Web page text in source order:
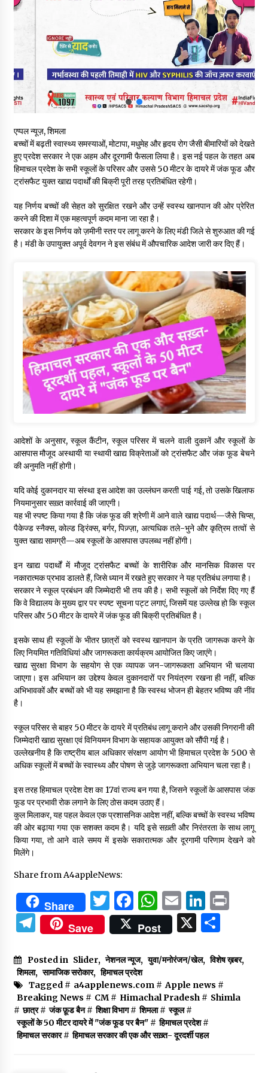
वन विभाग के एक हजार खिलाड़ी रामपुर में दिखाएंगे जौहर, 11 से 13 सितंबर
तक आयोजित होगी 27वीं वार्षिक खेलकूद प्रतियोगिता
30 बैग की सीमा पर भाजपा का हमला, बोली- कांग्रेस सरकार ने सेब उत्पादकों
की तोड़ी कमर- संदीपनी
07/08/2026
6 साल में पीएम नरेंद्र मोदी के विदेश दौरों पर 557 करोड़ खर्च, सरकार ने
संसद में दी जानकारी
07/08/2026
रूपी भावा वन्यजीव अभयारण्य में फिर दिखा जंगलों का ‘खामोश पहरेदार’, दुर्लभ
हिमालयन “सीरो” कैमरे में कैद
एप्पल न्यूज़, शिमला
बच्चों में बढ़ती स्वास्थ्य समस्याओं, मोटापा, मधुमेह और हृदय रोग जैसी बीमारियों को देखते
हुए प्रदेश सरकार ने एक अहम और दूरगामी फैसला लिया है। इस नई पहल के तहत अब
हिमाचल प्रदेश के सभी स्कूलों के परिसर और उससे 50 मीटर के दायरे में जंक फूड और
ट्रांसफैट युक्त खाद्य पदार्थों की बिक्री पूरी तरह प्रतिबंधित रहेगी।
यह निर्णय बच्चों की सेहत को सुरक्षित रखने और उन्हें स्वस्थ खानपान की ओर प्रेरित
करने की दिशा में एक महत्वपूर्ण कदम माना जा रहा है।
सरकार के इस निर्णय को ज़मीनी स्तर पर लागू करने के लिए मंडी जिले से शुरुआत की गई
है। मंडी के उपायुक्त अपूर्व देवगन ने इस संबंध में औपचारिक आदेश जारी कर दिए हैं।
आदेशों के अनुसार, स्कूल कैंटीन, स्कूल परिसर में चलने वाली दुकानें और स्कूलों के
आसपास मौजूद अस्थायी या स्थायी खाद्य विक्रेताओं को ट्रांसफैट और जंक फूड बेचने
की अनुमति नहीं होगी।
यदि कोई दुकानदार या संस्था इस आदेश का उल्लंघन करती पाई गई, तो उसके खिलाफ
नियमानुसार सख़्त कार्रवाई की जाएगी।
यह भी स्पष्ट किया गया है कि जंक फूड की श्रेणी में आने वाले खाद्य पदार्थ—जैसे चिप्स,
पैकेज्ड स्नैक्स, कोल्ड ड्रिंक्स, बर्गर, पिज़्ज़ा, अत्यधिक तले-भुने और कृत्रिम तत्वों से
युक्त खाद्य सामग्री—अब स्कूलों के आसपास उपलब्ध नहीं होंगी।
इन खाद्य पदार्थों में मौजूद ट्रांसफैट बच्चों के शारीरिक और मानसिक विकास पर
नकारात्मक प्रभाव डालते हैं, जिसे ध्यान में रखते हुए सरकार ने यह प्रतिबंध लगाया है।
सरकार ने स्कूल प्रबंधन की जिम्मेदारी भी तय की है। सभी स्कूलों को निर्देश दिए गए हैं
कि वे विद्यालय के मुख्य द्वार पर स्पष्ट सूचना पट्ट लगाएं, जिसमें यह उल्लेख हो कि स्कूल
परिसर और 50 मीटर के दायरे में जंक फूड की बिक्री प्रतिबंधित है।
इसके साथ ही स्कूलों के भीतर छात्रों को स्वस्थ खानपान के प्रति जागरूक करने के
लिए नियमित गतिविधियां और जागरूकता कार्यक्रम आयोजित किए जाएंगे।
खाद्य सुरक्षा विभाग के सहयोग से एक व्यापक जन-जागरूकता अभियान भी चलाया
जाएगा। इस अभियान का उद्देश्य केवल दुकानदारों पर नियंत्रण रखना ही नहीं, बल्कि
अभिभावकों और बच्चों को भी यह समझाना है कि स्वस्थ भोजन ही बेहतर भविष्य की नींव
है।
स्कूल परिसर से बाहर 50 मीटर के दायरे में प्रतिबंध लागू कराने और उसकी निगरानी की
जिम्मेदारी खाद्य सुरक्षा एवं विनियमन विभाग के सहायक आयुक्त को सौंपी गई है।
उल्लेखनीय है कि राष्ट्रीय बाल अधिकार संरक्षण आयोग भी हिमाचल प्रदेश के 500 से
अधिक स्कूलों में बच्चों के स्वास्थ्य और पोषण से जुड़े जागरूकता अभियान चला रहा है।
इस तरह हिमाचल प्रदेश देश का 17वां राज्य बन गया है, जिसने स्कूलों के आसपास जंक
फूड पर प्रभावी रोक लगाने के लिए ठोस कदम उठाए हैं।
कुल मिलाकर, यह पहल केवल एक प्रशासनिक आदेश नहीं, बल्कि बच्चों के स्वस्थ भविष्य
की ओर बढ़ाया गया एक सशक्त कदम है। यदि इसे सख़्ती और निरंतरता के साथ लागू
किया गया, तो आने वाले समय में इसके सकारात्मक और दूरगामी परिणाम देखने को
मिलेंगे।
Share from A4appleNews:
Share Twitter
Facebook
WhatsApp
Email
Telegram
Save Post X
Posted in Slider, नेशनल न्यूज, युवा/मनोरंजन/खेल, विशेष ख़बर,
शिमला, सामाजिक सरोकार, हिमाचल प्रदेश
Tagged # a4applenews.com# Apple news #
Breaking News # CM# Himachal Pradesh# Shimla
# छात्र# जंक फ़ूड बैन# शिक्षा विभाग# शिमला# स्कूल#
स्कूलों के 50 मीटर दायरे में "जंक फूड पर बैन"# हिमाचल प्रदेश#
हिमाचल सरकार# हिमाचल सरकार की एक और सख़्त- दूरदर्शी पहल